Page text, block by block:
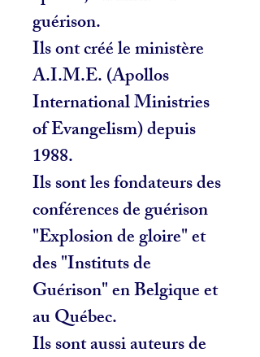
guérison.
Ils ont créé le ministère
A.I.M.E. (Apollos
International Ministries
of Evangelism) depuis
1988.
Ils sont les fondateurs des
conférences de guérison
"Explosion de gloire" et
des "Instituts de
Guérison" en Belgique et
au Québec.
Ils sont aussi auteurs de